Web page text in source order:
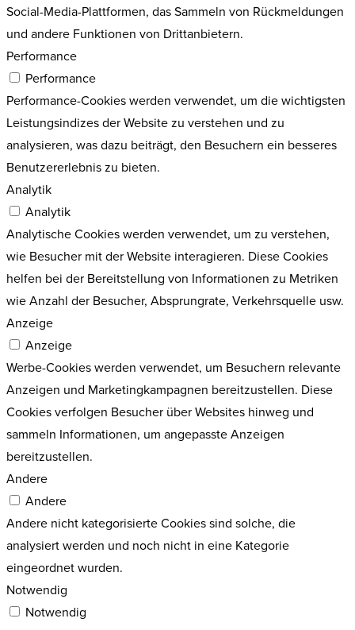
Social-Media-Plattformen, das Sammeln von Rückmeldungen
und andere Funktionen von Drittanbietern.
Performance
Performance
Performance-Cookies werden verwendet, um die wichtigsten
Leistungsindizes der Website zu verstehen und zu
analysieren, was dazu beiträgt, den Besuchern ein besseres
Benutzererlebnis zu bieten.
Analytik
Analytik
Analytische Cookies werden verwendet, um zu verstehen,
wie Besucher mit der Website interagieren. Diese Cookies
helfen bei der Bereitstellung von Informationen zu Metriken
wie Anzahl der Besucher, Absprungrate, Verkehrsquelle usw.
Anzeige
Anzeige
Werbe-Cookies werden verwendet, um Besuchern relevante
Anzeigen und Marketingkampagnen bereitzustellen. Diese
Cookies verfolgen Besucher über Websites hinweg und
sammeln Informationen, um angepasste Anzeigen
bereitzustellen.
Andere
Andere
Andere nicht kategorisierte Cookies sind solche, die
analysiert werden und noch nicht in eine Kategorie
eingeordnet wurden.
Notwendig
Notwendig